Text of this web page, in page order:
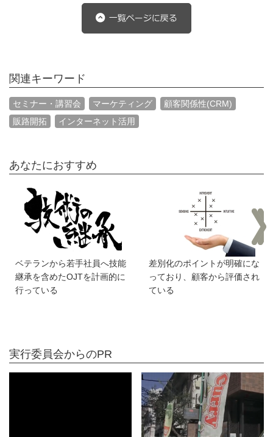
関連キーワード
セミナー・講習会 マーケティング
顧客関係性(CRM)
販路開拓
インターネット活用
あなたにおすすめ
ベテランから若手社員へ技能
継承を含めたOJTを計画的に
行っている
差別化のポイントが明確にな
っており、顧客から評価され
ている
実行委員会からのPR